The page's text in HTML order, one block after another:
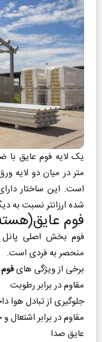
متر در میان دو لایه
است. این ساختار
شده ارزانتر نسبت به
فوم
فوم بخش اصلی
منحصر به فردی است.
برخی از ویژگی های
مقاوم در برابر رطوبت
جلوگیری از تبادل هوا
مقاوم در برابر اشتعال
عایق صدا